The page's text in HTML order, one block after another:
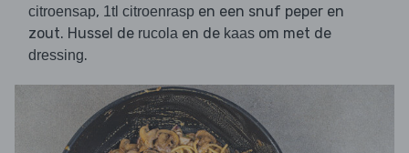
citroensap, 1tl citroenrasp en een snuf peper en
zout. Hussel de rucola en de kaas om met de
dressing.